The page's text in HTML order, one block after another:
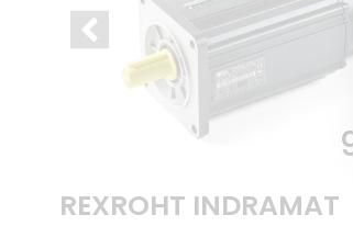
REXROHT INDRAMAT